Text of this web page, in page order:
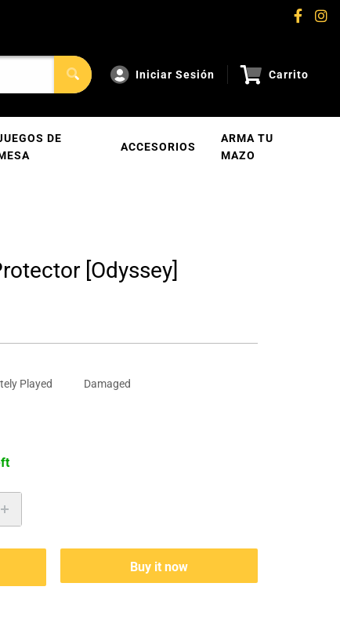
Iniciar Sesión Carrito
DE
ACCESORIOS
ARMA TU
MAZO
[Odyssey]
Played Damaged
Buy it now